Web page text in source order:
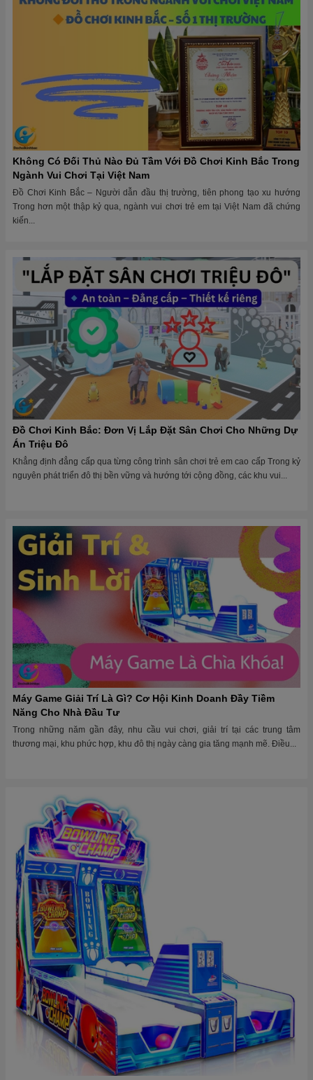
Không Có Đối Thủ Nào Đủ Tầm Với Đồ Chơi Kinh Bắc Trong
Ngành Vui Chơi Tại Việt Nam
Đồ Chơi Kinh Bắc – Người dẫn đầu thị trường, tiên phong tạo xu hướng
Trong hơn một thập kỷ qua, ngành vui chơi trẻ em tại Việt Nam đã chứng
kiến...
Đồ Chơi Kinh Bắc: Đơn Vị Lắp Đặt Sân Chơi Cho Những Dự
Án Triệu Đô
Khẳng định đẳng cấp qua từng công trình sân chơi trẻ em cao cấp Trong kỷ
nguyên phát triển đô thị bền vững và hướng tới cộng đồng, các khu vui...
Máy Game Giải Trí Là Gì? Cơ Hội Kinh Doanh Đầy Tiềm
Năng Cho Nhà Đầu Tư
Trong những năm gần đây, nhu cầu vui chơi, giải trí tại các trung tâm
thương mại, khu phức hợp, khu đô thị ngày càng gia tăng mạnh mẽ. Điều...